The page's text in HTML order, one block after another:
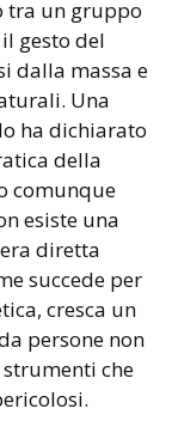
tra un gruppo
gesto del
dalla massa e
Una
ha dichiarato
della
comunque
esiste una
diretta
succede per
cresca un
persone non
che